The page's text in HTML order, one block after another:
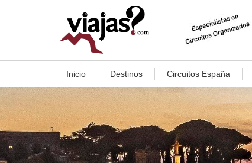
Inicio Destinos Circuitos España